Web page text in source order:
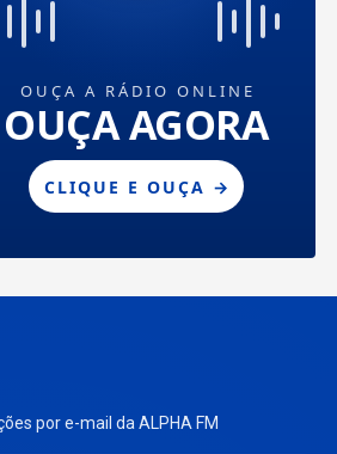
por e-mail da ALPHA FM